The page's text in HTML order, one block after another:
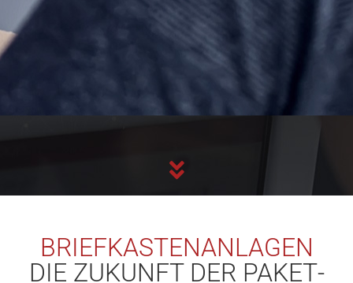
BRIEF­KASTEN­ANLAGEN
DIE ZUKUNFT DER PAKET­